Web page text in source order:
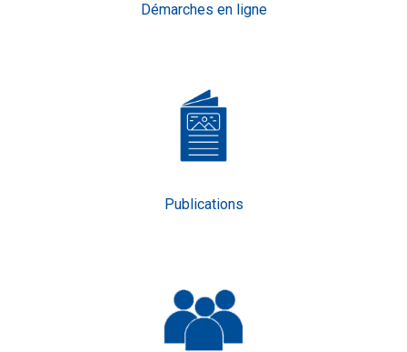
Démarches en ligne
Publications